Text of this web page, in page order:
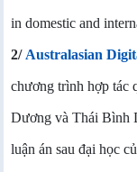
in domestic and
2/ Australasian
chương trình hợp tác
Dương và Thái Bình
luận án sau đại học